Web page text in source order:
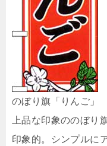
のぼり旗「りんご」
上品な印象ののぼり
印象的。シンプルに